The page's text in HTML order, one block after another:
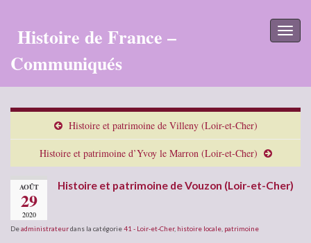
Histoire de France –
Communiqués
Histoire et patrimoine de Villeny (Loir-et-Cher)
Histoire et patrimoine d’Yvoy le Marron (Loir-et-Cher)
AOÛT
29
2020
Histoire et patrimoine de Vouzon (Loir-et-Cher)
Deadministrateurdans la catégorie41 - Loir-et-Cher, histoire locale patrimoine